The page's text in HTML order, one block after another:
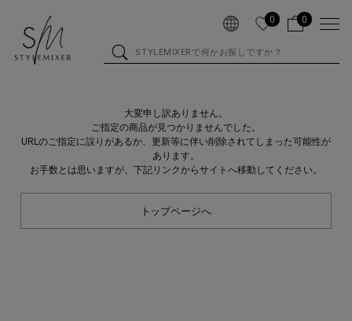
0 0
大変申し訳ありません。
ご指定の商品が見つかりませんでした。
URLのご指定に誤りがあるか、更新等に伴い削除されてしまった可能性が
あります。
お手数とは思いますが、下記リンクからサイトへ移動してください。
トップページへ